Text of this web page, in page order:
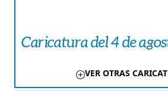
Caricatura del 4 de
VER OTRAS